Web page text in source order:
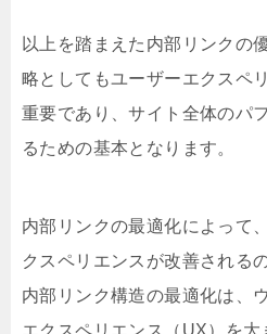
以上を踏まえた内部リンクの
略としてもユーザーエクスペ
重要であり、サイト全体のパ
るための基本となります。
内部リンクの最適化によって
クスペリエンスが改善される
内部リンク構造の最適化は、
エクスペリエンス（UX）を